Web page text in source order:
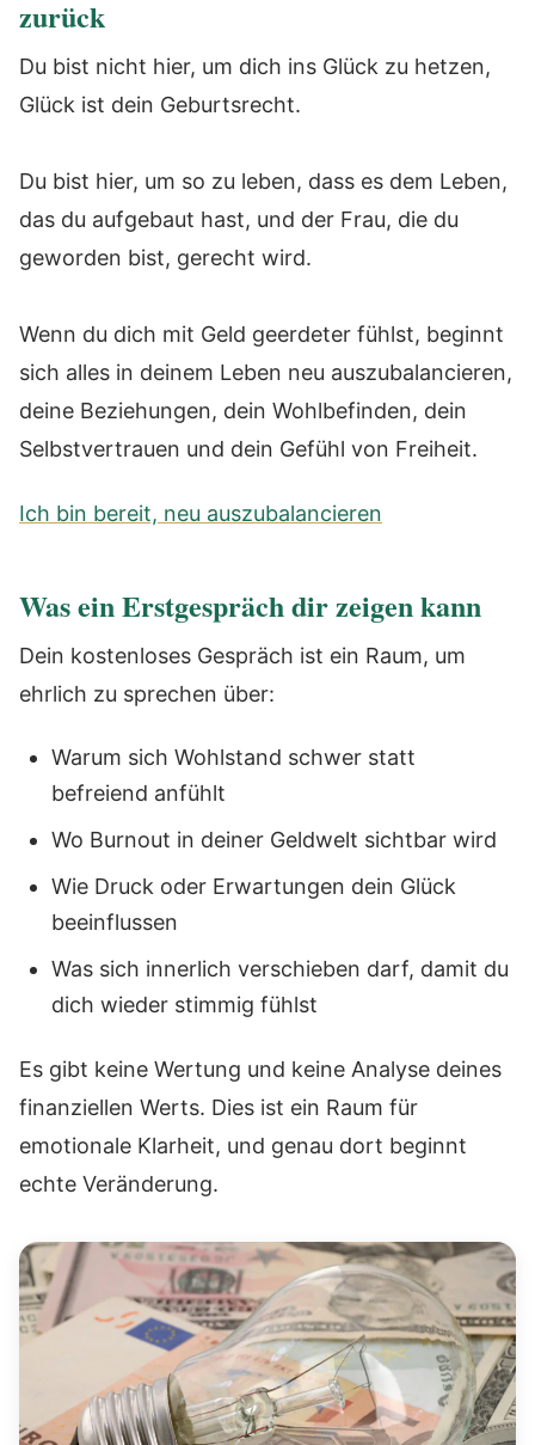
zurück
Du bist nicht hier, um dich ins Glück zu hetzen,
Glück ist dein Geburtsrecht.
Du bist hier, um so zu leben, dass es dem Leben,
das du aufgebaut hast, und der Frau, die du
geworden bist, gerecht wird.
Wenn du dich mit Geld geerdeter fühlst, beginnt
sich alles in deinem Leben neu auszubalancieren,
deine Beziehungen, dein Wohlbefinden, dein
Selbstvertrauen und dein Gefühl von Freiheit.
Ich bin bereit, neu auszubalancieren
Was ein Erstgespräch dir zeigen kann
Dein kostenloses Gespräch ist ein Raum, um
ehrlich zu sprechen über:
Warum sich Wohlstand schwer statt
befreiend anfühlt
Wo Burnout in deiner Geldwelt sichtbar wird
Wie Druck oder Erwartungen dein Glück
beeinflussen
Was sich innerlich verschieben darf, damit du
dich wieder stimmig fühlst
Es gibt keine Wertung und keine Analyse deines
finanziellen Werts. Dies ist ein Raum für
emotionale Klarheit, und genau dort beginnt
echte Veränderung.